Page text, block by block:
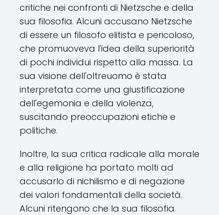
critiche nei confronti di Nietzsche e della
sua filosofia. Alcuni accusano Nietzsche
di essere un filosofo elitista e pericoloso,
che promuoveva l'idea della superiorità
di pochi individui rispetto alla massa. La
sua visione dell'oltreuomo è stata
interpretata come una giustificazione
dell'egemonia e della violenza,
suscitando preoccupazioni etiche e
politiche.
Inoltre, la sua critica radicale alla morale
e alla religione ha portato molti ad
accusarlo di nichilismo e di negazione
dei valori fondamentali della società.
Alcuni ritengono che la sua filosofia